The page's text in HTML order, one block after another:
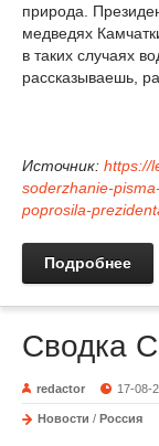
природа.
медведях
в таких случаях
рассказываешь,
Источник: https://
soderzhanie-
poprosila-
Подробнее
Сводка
redactor 17-08-
Новости / Россия